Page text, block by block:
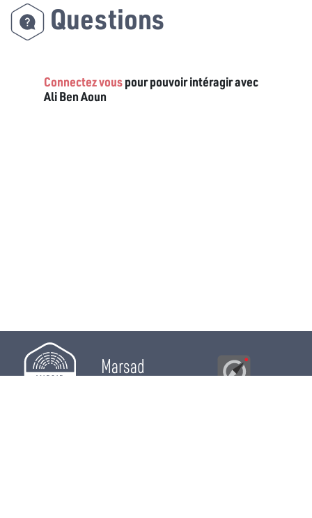
Questions
Connectez vouspour pouvoir intéragir avec
Ali Ben Aoun
Marsad